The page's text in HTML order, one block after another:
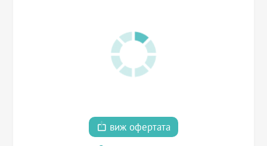
виж офертата